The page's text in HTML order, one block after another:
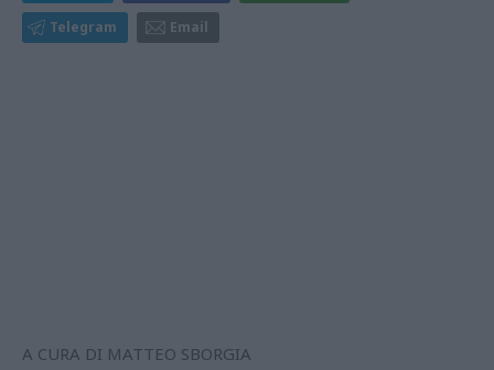
Telegram Email
A CURA DI MATTEO SBORGIA